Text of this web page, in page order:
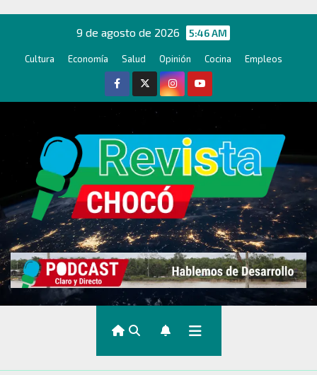
contenido
9 de agosto de 2026 5:46 AM
Cultura Economía Salud Opinión Cocina Empleos